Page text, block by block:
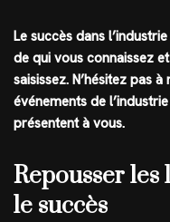
Le succès dans
de qui vous connaissez
saisissez. N’hésitez pas
événements de
présentent à vous.
Repousser
le succès